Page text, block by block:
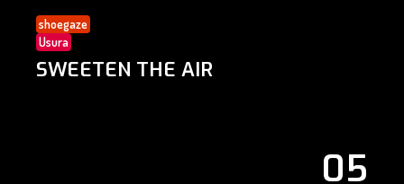
shoegaze
Usura
SWEETEN THE AIR
05